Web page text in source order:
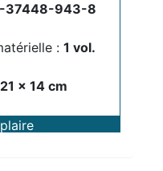
37448-943-8
: 1 vol.
21 x 14 cm